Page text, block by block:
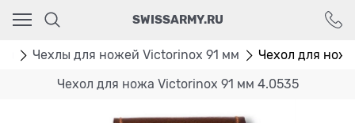
SWISSARMY.RU
Чехлы для ножей Victorinox 91 мм Чехол для
Чехол для ножа Victorinox 91 мм 4.0535
Ваш город - Москва,
угадали?
ДА НЕТ